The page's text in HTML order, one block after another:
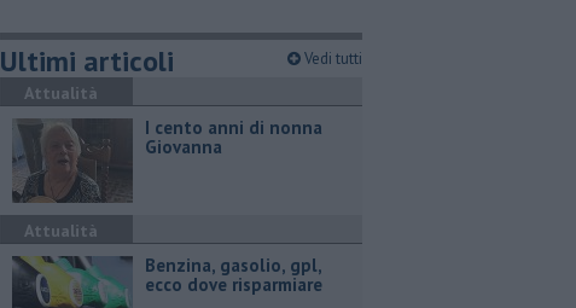
Ultimi articoli Vedi tutti
Attualità
I cento anni di nonna
Giovanna
Attualità
​Benzina, gasolio, gpl,
ecco dove risparmiare